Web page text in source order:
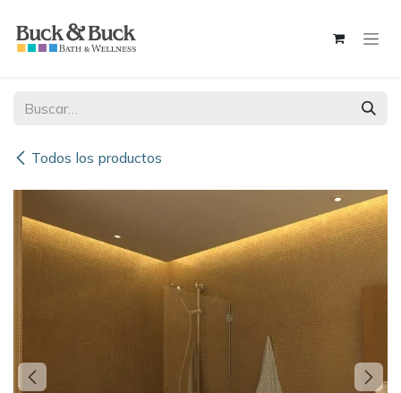
Todos los productos